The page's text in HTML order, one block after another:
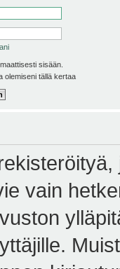
sisään.
olemiseni tällä kertaa
vain